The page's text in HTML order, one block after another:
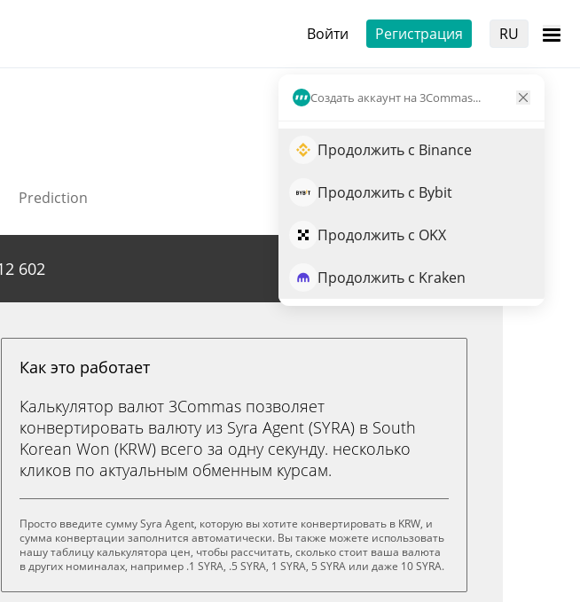
Войти Регистрация RU
Создать аккаунт на 3Commas...
Продолжить с Binance
Продолжить с Bybit
Продолжить с OKX
Продолжить с Kraken
Prediction
602 Торговля SYRA
Как это работает
Калькулятор валют 3Commas позволяет
конвертировать валюту из Syra Agent (SYRA) в South
Korean Won (KRW) всего за одну секунду. несколько
кликов по актуальным обменным курсам.
Просто введите сумму Syra Agent, которую вы хотите конвертировать в KRW, и
сумма конвертации заполнится автоматически. Вы также можете использовать
нашу таблицу калькулятора цен, чтобы рассчитать, сколько стоит ваша валюта
в других номиналах, например .1 SYRA, .5 SYRA, 1 SYRA, 5 SYRA или даже 10 SYRA.